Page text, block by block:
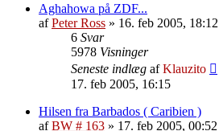
Aghahowa på ZDF...
afPeter Ross » 16. feb 2005, 18:12
6 Svar
5978 Visninger
Seneste indlæg afKlauzito
17. feb 2005, 16:15
Hilsen fra Barbados ( Caribien )
afBW # 163 » 17. feb 2005, 00:52